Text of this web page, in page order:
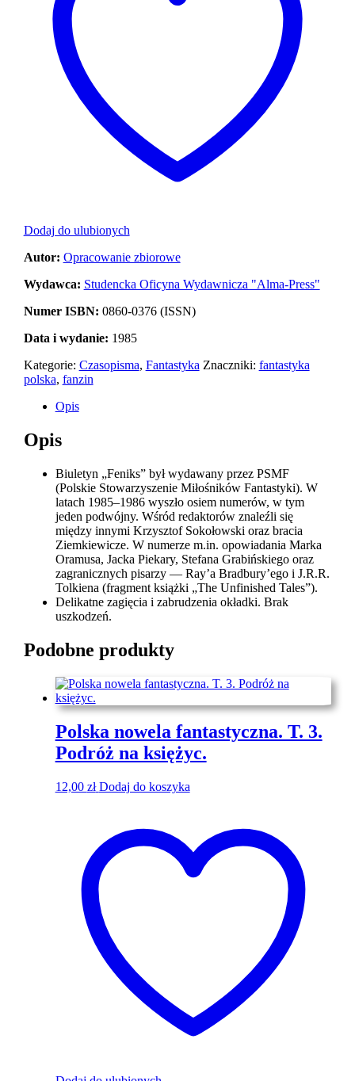
Dodaj do ulubionych
Autor: Opracowanie zbiorowe
Wydawca: Studencka Oficyna Wydawnicza "Alma-Press"
Numer ISBN: 0860-0376 (ISSN)
Data i wydanie: 1985
Kategorie: Czasopisma, Fantastyka Znaczniki: fantastyka
polska, fanzin
Opis
Opis
Biuletyn „Feniks” był wydawany przez PSMF
(Polskie Stowarzyszenie Miłośników Fantastyki). W
latach 1985–1986 wyszło osiem numerów, w tym
jeden podwójny. Wśród redaktorów znaleźli się
między innymi Krzysztof Sokołowski oraz bracia
Ziemkiewicze. W numerze m.in. opowiadania Marka
Oramusa, Jacka Piekary, Stefana Grabińskiego oraz
zagranicznych pisarzy — Ray’a Bradbury’ego i J.R.R.
Tolkiena (fragment książki „The Unfinished Tales”).
Delikatne zagięcia i zabrudzenia okładki. Brak
uszkodzeń.
Podobne produkty
Polska nowela fantastyczna. T. 3.
Podróż na księżyc.
12,00 zł Dodaj do koszyka